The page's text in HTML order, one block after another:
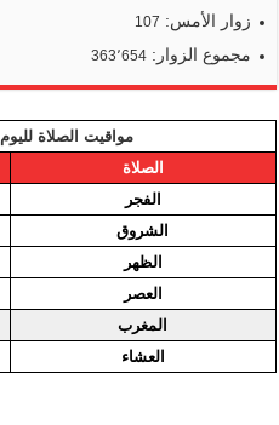
زوار الأمس: 107
مجموع الزوار:363٬654
مواقيت الصلاة لليوم 8 أغسطس 2026
الصلاة
الفجر
الشروق
الظهر
العصر
المغرب
العشاء